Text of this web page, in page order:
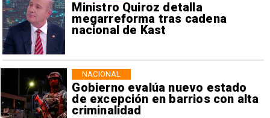
Ministro Quiroz detalla
megarreforma tras cadena
nacional de Kast
Gobierno evalúa nuevo estado
de excepción en barrios con alta
criminalidad
NACIONAL